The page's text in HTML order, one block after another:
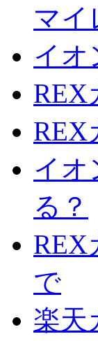
マイ
イオ
REX
REX
イオ
る？
REX
で
楽天